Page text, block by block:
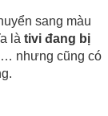
sang màu
là tivi đang bị
nhưng cũng có